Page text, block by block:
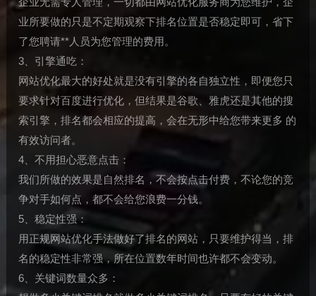
业所要做的只是不定期观察下排名位置是否稳定即可，省下
了您聘请**人员为您管理的费用。
3、引擎通吃：
网站优化最大的好处就是没有引擎的各自独立性，即便您只
要求针对百度进行优化，但结果是谷歌、雅虎还是其他的搜
索引擎，排名都会相应的提高，会在无形中给您带来更多 的
有效访问者。
4、不用担心恶意点击：
我们所做的效果是自然排名，不会按点击付费，不论您的竞
争对手如何点，都不会给您浪费一分钱。
5、稳定性强：
用正规网站优化手法做好了排名的网站，只要维护得当，排
名的稳定性非常强，所在位置数年时间也许都不会变动。
6、关键词数量众多：